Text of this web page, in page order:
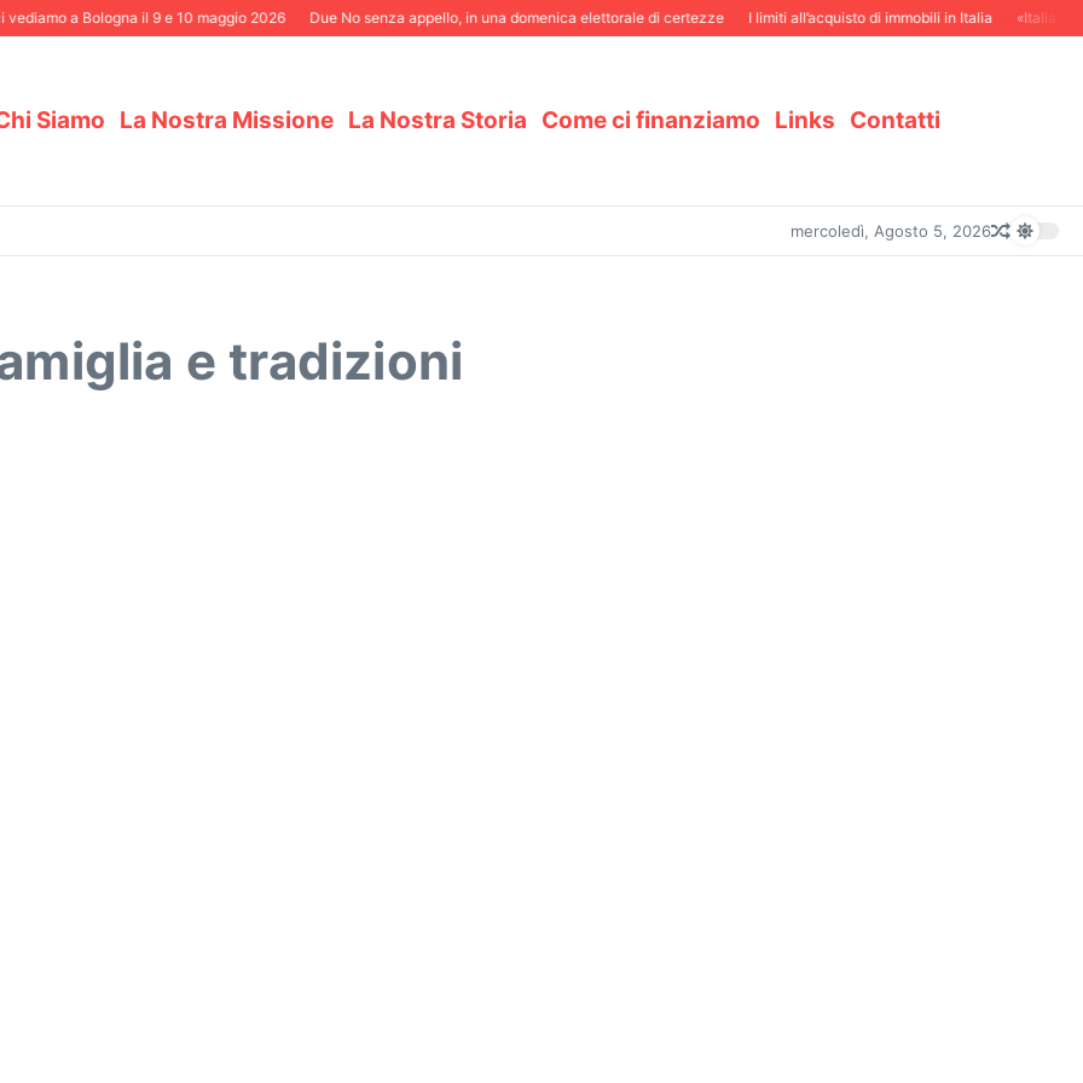
a Bologna il 9 e 10 maggio 2026 Due No senza appello, in una domenica elettorale di certezze I limiti all’acquisto di immobili in Italia «Italiani
Siamo La Nostra Missione La Nostra Storia Come ci finanziamo Links Contatti
mercoledì, Agosto 5, 2026
e tradizioni